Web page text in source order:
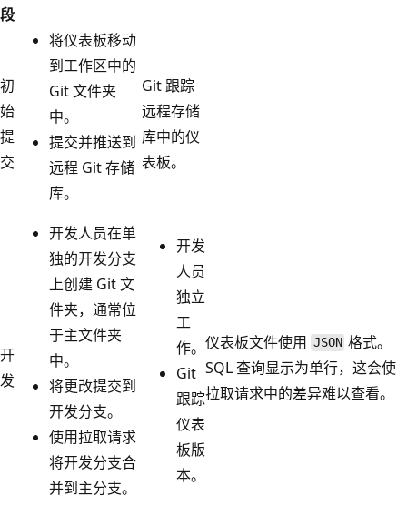
段
初
始
提
交
将仪表板移动
到工作区中的
Git 文件夹
中。
提交并推送到
远程 Git 存储
库。
Git 跟踪
远程存储
库中的仪
表板。
开
发
开发人员在单
独的开发分支
上创建 Git 文
件夹，通常位
于主文件夹
中。
将更改提交到
开发分支。
使用拉取请求
将开发分支合
并到主分支。
开发
人员
独立
工
作。
Git
跟踪
仪表
板版
本。
仪表板文件使用 JSON 格式。
SQL 查询显示为单行，这会使
拉取请求中的差异难以查看。